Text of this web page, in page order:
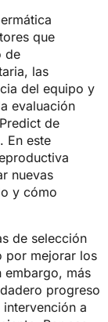
que
de
las
del equipo y
evaluación
de
En este
nuevas
y cómo
de selección
por mejorar los
embargo, más
progreso
a